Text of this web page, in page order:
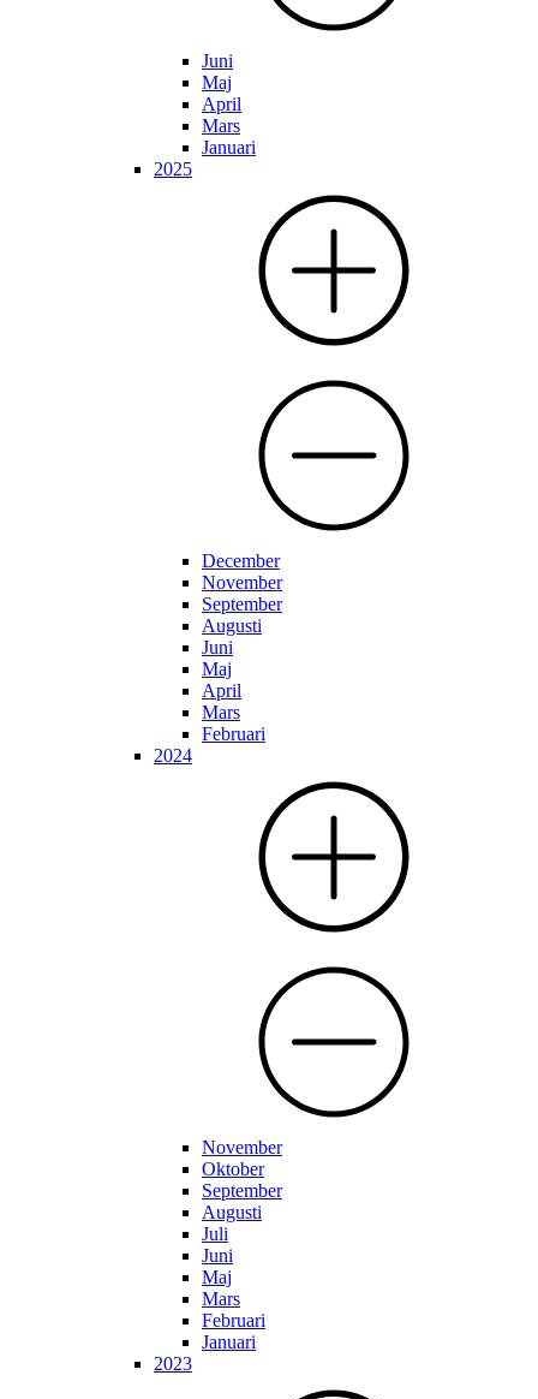
Juni
Maj
April
Mars
Januari
2025
December
November
September
Augusti
Juni
Maj
April
Mars
Februari
2024
November
Oktober
September
Augusti
Juli
Juni
Maj
Mars
Februari
Januari
2023